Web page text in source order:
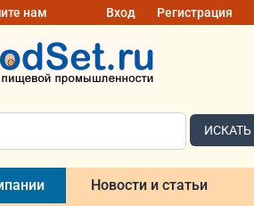
нам Вход Регистрация
ИСКАТЬ
Новости и статьи